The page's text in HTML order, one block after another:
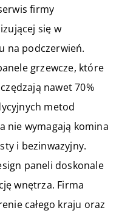
firmy
się w
na podczerwień.
grzewcze, które
nawet 70%
metod
nie wymagają komina
i bezinwazyjny.
paneli doskonale
wnętrza. Firma
całego kraju oraz